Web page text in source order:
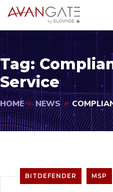
Tag:
Service
HOME NEWS
BITDEFENDER MSP